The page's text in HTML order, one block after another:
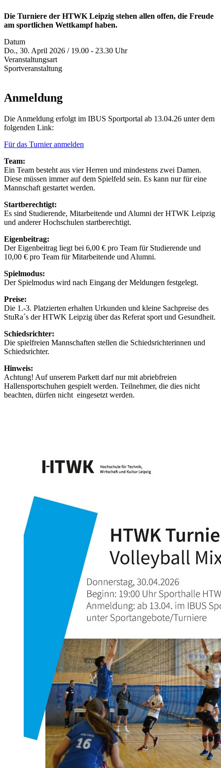
Die Turniere der HTWK Leipzig stehen allen offen, die Freude
am sportlichen Wettkampf haben.
Datum
Do., 30. April 2026 / 19.00 - 23.30 Uhr
Veranstaltungsart
Sportveranstaltung
Anmeldung
Die Anmeldung erfolgt im IBUS Sportportal ab 13.04.26 unter dem
folgenden Link:
Für das Turnier anmelden
Team:
Ein Team besteht aus vier Herren und mindestens zwei Damen.
Diese müssen immer auf dem Spielfeld sein. Es kann nur für eine
Mannschaft gestartet werden.
Startberechtigt:
Es sind Studierende, Mitarbeitende und Alumni der HTWK Leipzig
und anderer Hochschulen startberechtigt.
Eigenbeitrag:
Der Eigenbeitrag liegt bei 6,00 € pro Team für Studierende und
10,00 € pro Team für Mitarbeitende und Alumni.
Spielmodus:
Der Spielmodus wird nach Eingang der Meldungen festgelegt.
Preise:
Die 1.-3. Platzierten erhalten Urkunden und kleine Sachpreise des
StuRa´s der HTWK Leipzig über das Referat sport und Gesundheit.
Schiedsrichter:
Die spielfreien Mannschaften stellen die Schiedsrichterinnen und
Schiedsrichter.
Hinweis:
Achtung! Auf unserem Parkett darf nur mit abriebfreien
Hallensportschuhen gespielt werden. Teilnehmer, die dies nicht
beachten, dürfen nicht eingesetzt werden.